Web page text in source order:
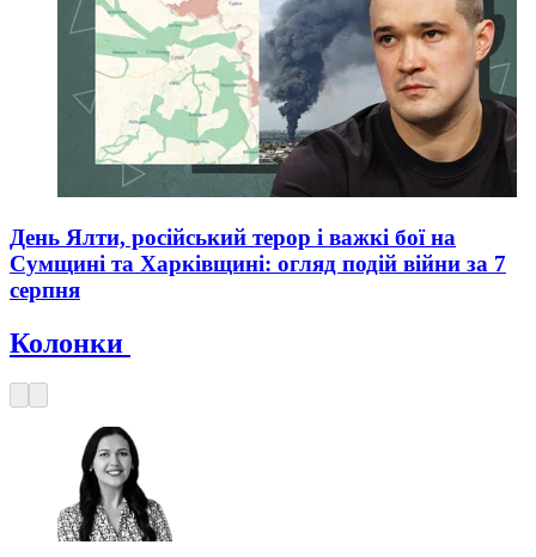
День Ялти, російський терор і важкі бої на
Сумщині та Харківщині: огляд подій війни за 7
серпня
Колонки